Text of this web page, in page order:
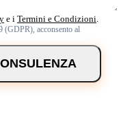
e i Termini e Condizioni.
(GDPR), acconsento al